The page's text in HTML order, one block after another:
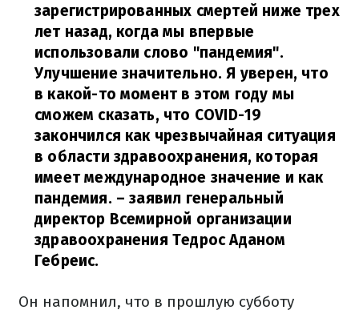
зарегистрированных смертей ниже трех
лет назад, когда мы впервые
использовали слово "пандемия".
Улучшение значительно. Я уверен, что
в какой-то момент в этом году мы
сможем сказать, что COVID-19
закончился как чрезвычайная ситуация
в области здравоохранения, которая
имеет международное значение и как
пандемия. – заявил генеральный
директор Всемирной организации
здравоохранения Тедрос Аданом
Гебреис.
Он напомнил, что в прошлую субботу